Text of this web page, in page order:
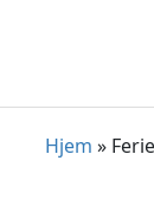
Hjem »